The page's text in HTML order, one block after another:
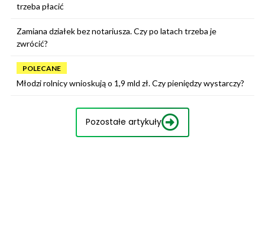
trzeba płacić
Zamiana działek bez notariusza. Czy po latach trzeba je
zwrócić?
POLECANE
Młodzi rolnicy wnioskują o 1,9 mld zł. Czy pieniędzy wystarczy?
Pozostałe artykuły